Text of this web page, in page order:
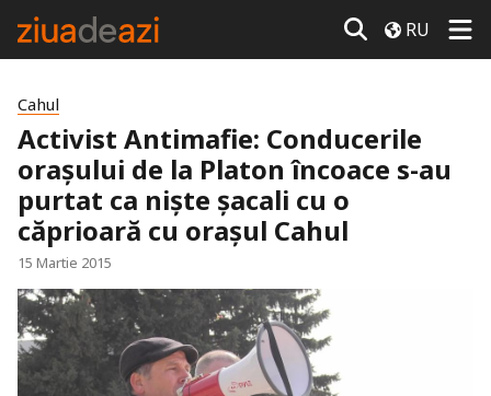
RU
Cahul
Activist Antimafie: Conducerile
orașului de la Platon încoace s-au
purtat ca niște șacali cu o
căprioară cu orașul Cahul
15 Martie 2015